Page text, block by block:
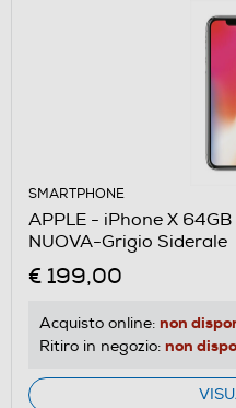
SMARTPHONE
APPLE - iPhone X 64GB
NUOVA-Grigio Siderale
€ 199,00
Acquisto online: non
Ritiro in negozio: non